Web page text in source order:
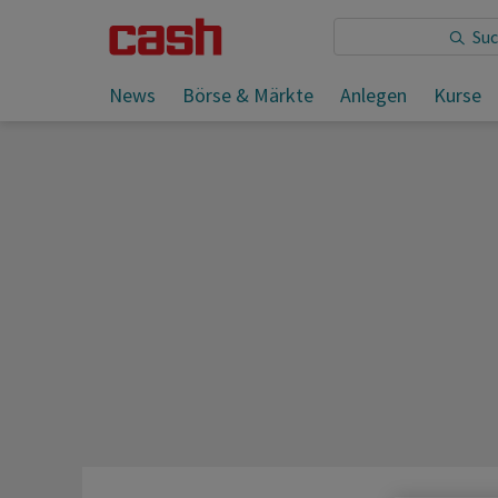
News Börse & Märkte Anlegen Kurse
Sie lesen: